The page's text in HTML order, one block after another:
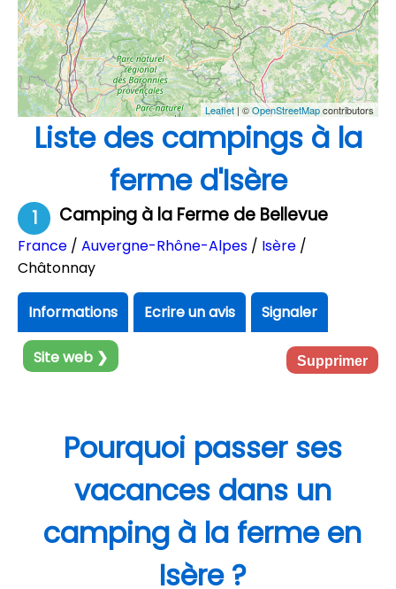
Leaflet | ©OpenStreetMapcontributors
Liste des campings à la
ferme d'Isère
1 Camping à la Ferme de Bellevue
France / Auvergne-Rhône-Alpes / Isère /
Châtonnay
Informations Ecrire un avis Signaler
Site web ❯ Supprimer
Pourquoi passer ses
vacances dans un
camping à la ferme en
Isère ?